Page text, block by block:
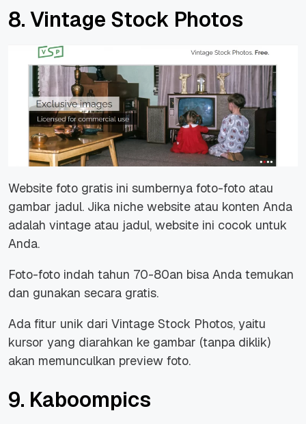
8. Vintage Stock Photos
Website foto gratis ini sumbernya foto-foto atau
gambar jadul. Jika niche website atau konten Anda
adalah vintage atau jadul, website ini cocok untuk
Anda.
Foto-foto indah tahun 70-80an bisa Anda temukan
dan gunakan secara gratis.
Ada fitur unik dari Vintage Stock Photos, yaitu
kursor yang diarahkan ke gambar (tanpa diklik)
akan memunculkan preview foto.
9. Kaboompics